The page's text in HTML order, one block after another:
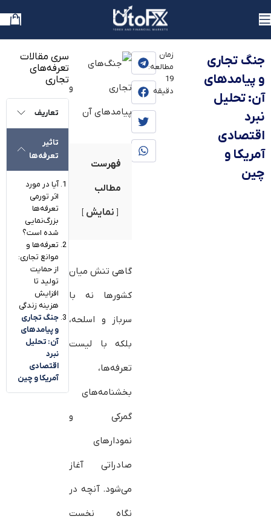
یوتوفارکس
جنگ تجاری
و پیامدهای
آن: تحلیل
نبرد
اقتصادی
آمریکا و
چین
زمان
مطالعه:
19
دقیقه
فهرست
مطالب
نمایش
گاهی تنش میان
کشورها نه با
سرباز و اسلحه،
بلکه با لیست
تعرفه‌ها،
بخشنامه‌های
گمرکی و
نمودارهای
صادراتی آغاز
می‌شود. آنچه در
نگاه نخست
سری مقالات
تعرفه‌های
تجاری
تعاریف
تاثیر
تعرفه‌ها
آیا در مورد
اثر تورمی
تعرفه‌ها
بزرگ‌نمایی
شده است؟
تعرفه‌ها و
موانع تجاری:
از حمایت
تولید تا
افزایش
هزینه زندگی
جنگ تجاری
و پیامدهای
آن: تحلیل
نبرد
اقتصادی
آمریکا و چین